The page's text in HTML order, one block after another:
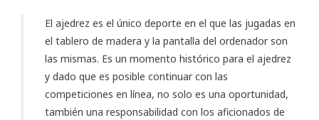
El ajedrez es el único deporte en el que las jugadas en
el tablero de madera y la pantalla del ordenador son
las mismas. Es un momento histórico para el ajedrez
y dado que es posible continuar con las
competiciones en línea, no solo es una oportunidad,
también una responsabilidad con los aficionados de